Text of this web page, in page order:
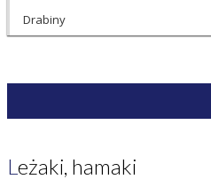
Drabiny
Leżaki, hamaki